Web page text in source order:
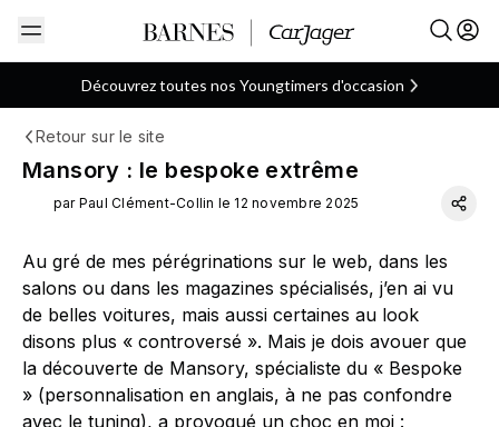
Découvrez toutes nos Youngtimers d'occasion
ARTICLE Allemande
Retour sur le site
Mansory : le bespoke extrême
par Paul Clément-Collin le 12 novembre 2025
Au gré de mes pérégrinations sur le web, dans les
salons ou dans les magazines spécialisés, j’en ai vu
de belles voitures, mais aussi certaines au look
disons plus « controversé ». Mais je dois avouer que
la découverte de Mansory, spécialiste du « Bespoke
» (personnalisation en anglais, à ne pas confondre
avec le tuning), a provoqué un choc en moi :